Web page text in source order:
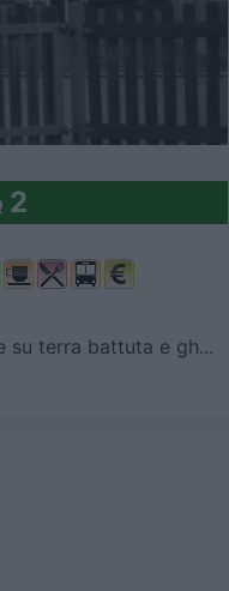
2
su terra battuta e gh...